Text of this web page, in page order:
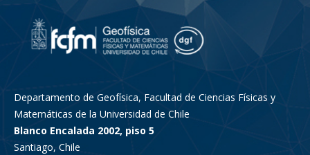
Departamento de Geofísica, Facultad de Ciencias Físicas y
Matemáticas de la Universidad de Chile
Blanco Encalada 2002, piso 5
Santiago, Chile